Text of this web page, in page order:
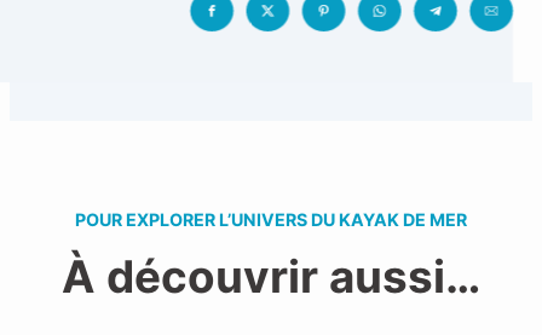
POUR EXPLORER L’UNIVERS DU KAYAK DE MER
À découvrir aussi…